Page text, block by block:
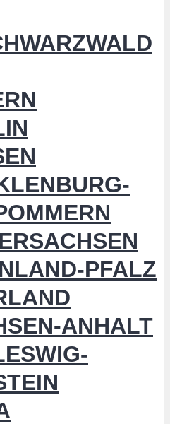
PFALZ
ANHALT